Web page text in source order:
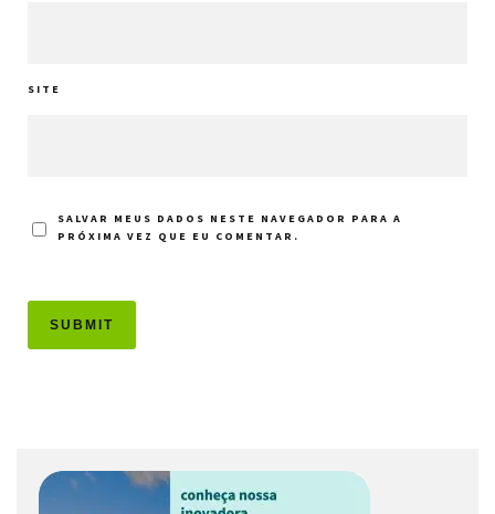
SITE
SALVAR MEUS DADOS NESTE NAVEGADOR PARA A
PRÓXIMA VEZ QUE EU COMENTAR.